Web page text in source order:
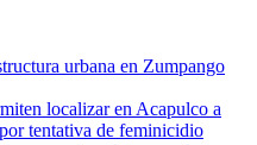
urbana en Zumpango
localizar en Acapulco a
tentativa de feminicidio